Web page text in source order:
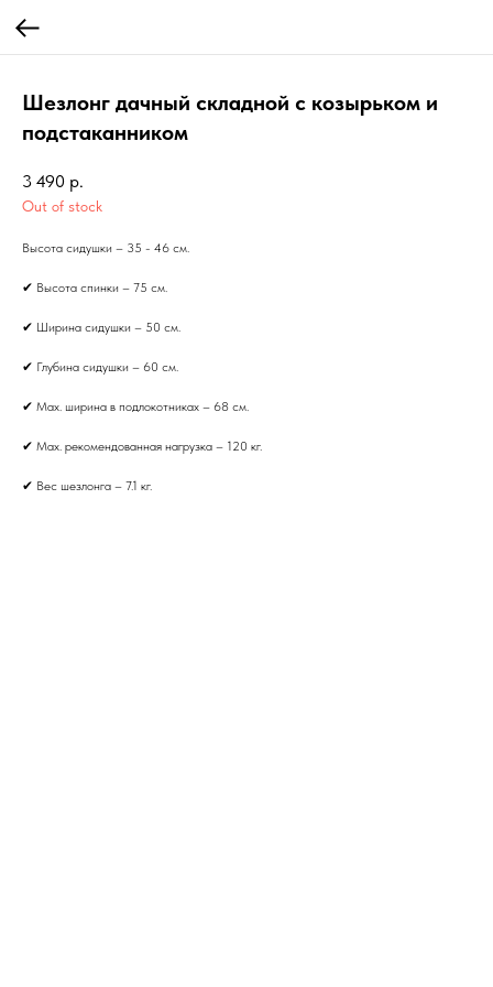
Шезлонг дачный складной с козырьком и
подстаканником
3 490 р.
Out of stock
Высота сидушки – 35 - 46 см.
✔ Высота спинки – 75 см.
✔ Ширина сидушки – 50 см.
✔ Глубина сидушки – 60 см.
✔ Мах. ширина в подлокотниках – 68 см.
✔ Мах. рекомендованная нагрузка – 120 кг.
✔ Вес шезлонга – 7.1 кг.